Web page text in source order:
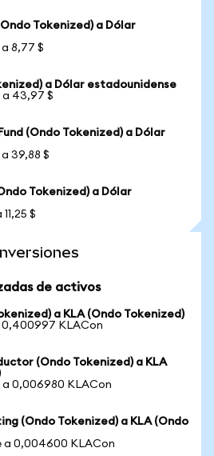
Tokenized) a Dólar
a 8,77 $
a Dólar estadounidense
a 43,97 $
(Ondo Tokenized) a Dólar
a 39,88 $
Tokenized) a Dólar
$
de activos
a KLA (Ondo Tokenized)
0,400997 KLACon
(Ondo Tokenized) a KLA
a 0,006980 KLACon
(Ondo Tokenized) a KLA (Ondo
a 0,004600 KLACon